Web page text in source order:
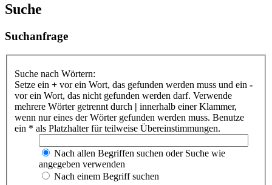
Suche
Suchanfrage
Suche nach Wörtern:
Setze ein + vor ein Wort, das gefunden werden muss und ein -
vor ein Wort, das nicht gefunden werden darf. Verwende
mehrere Wörter getrennt durch | innerhalb einer Klammer,
wenn nur eines der Wörter gefunden werden muss. Benutze
ein * als Platzhalter für teilweise Übereinstimmungen.
Nach allen Begriffen suchen oder Suche wie
angegeben verwenden
Nach einem Begriff suchen